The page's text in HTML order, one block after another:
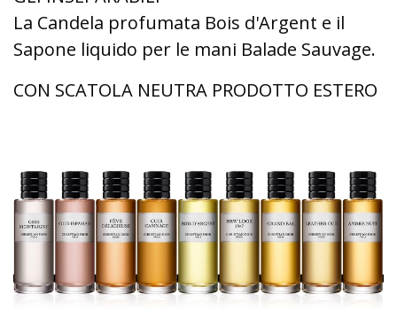
La Candela profumata Bois d'Argent e il
Sapone liquido per le mani Balade Sauvage.
CON SCATOLA NEUTRA PRODOTTO ESTERO